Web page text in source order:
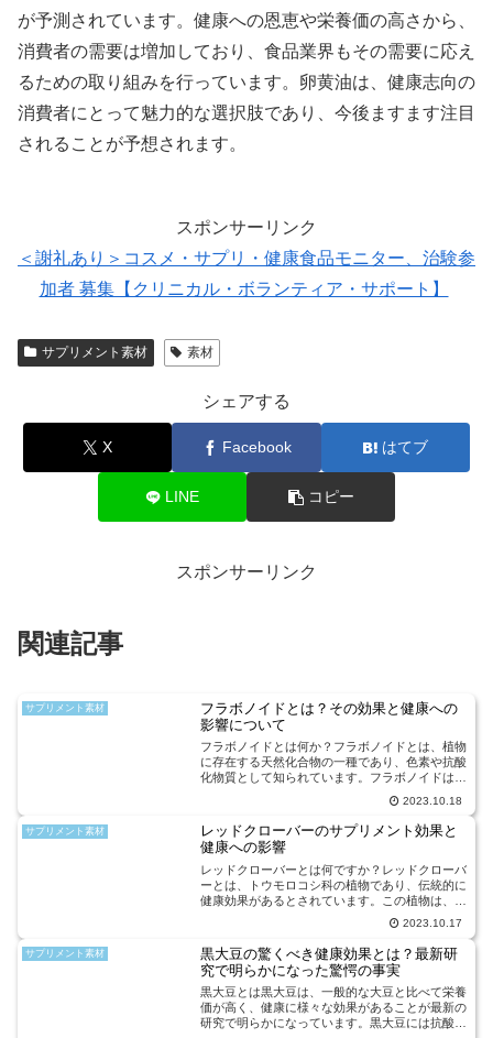
が予測されています。健康への恩恵や栄養価の高さから、
消費者の需要は増加しており、食品業界もその需要に応え
るための取り組みを行っています。卵黄油は、健康志向の
消費者にとって魅力的な選択肢であり、今後ますます注目
されることが予想されます。
スポンサーリンク
＜謝礼あり＞コスメ・サプリ・健康食品モニター、治験参
加者 募集【クリニカル・ボランティア・サポート】
サプリメント素材 素材
シェアする
X Facebook はてブ
LINE コピー
スポンサーリンク
関連記事
サプリメント素材
フラボノイドとは？その効果と健康への
影響について
フラボノイドとは何か？フラボノイドとは、植物
に存在する天然化合物の一種であり、色素や抗酸
化物質として知られています。フラボノイドは果
これらの食品を摂取することで私たちの健康に
様々な効果をもたらしま...
2023.10.18
サプリメント素材
レッドクローバーのサプリメント効果と
健康への影響
レッドクローバーとは何ですか？レッドクローバ
ーとは、トウモロコシ科の植物であり、伝統的に
健康効果があるとされています。この植物は、主
にヨーロッパやアジアで栽培されており、その花
は鮮やかな赤色をしています。近年、レッドクロ
ーバーサプリメントが...
2023.10.17
サプリメント素材
黒大豆の驚くべき健康効果とは？最新研
究で明らかになった驚愕の事実
黒大豆とは黒大豆は、一般的な大豆と比べて栄養
価が高く、健康に様々な効果があることが最新の
研究で明らかになっています。黒大豆には抗酸化